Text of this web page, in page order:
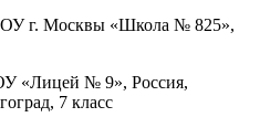
г. Москвы «Школа № 825»,
«Лицей № 9», Россия,
7 класс